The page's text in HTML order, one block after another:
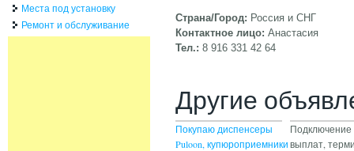
Страна/Город: Россия и СНГ
Контактное лицо: Анастасия
Тел.: 8 916 331 42 64
Другие
Покупаю диспенсеры
Puloon, купюроприемники
Подключение
выплат,
Места под установку
Ремонт и обслуживание